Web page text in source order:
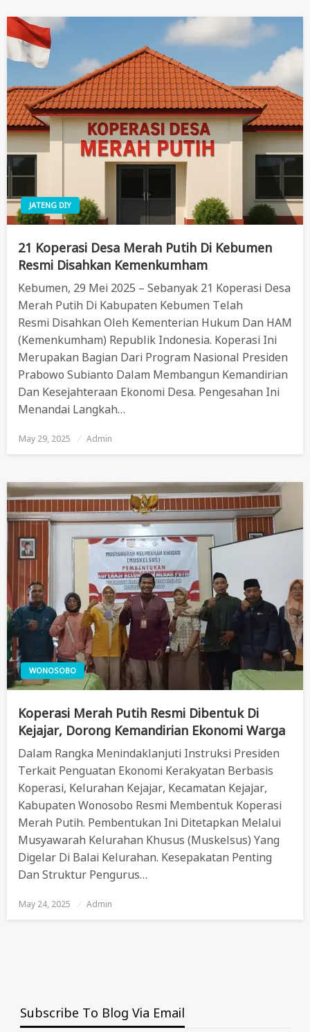
JATENG DIY
21 Koperasi Desa Merah Putih Di Kebumen
Resmi Disahkan Kemenkumham
Kebumen, 29 Mei 2025 – Sebanyak 21 Koperasi Desa
Merah Putih Di Kabupaten Kebumen Telah
Resmi Disahkan Oleh Kementerian Hukum Dan HAM
(Kemenkumham) Republik Indonesia. Koperasi Ini
Merupakan Bagian Dari Program Nasional Presiden
Prabowo Subianto Dalam Membangun Kemandirian
Dan Kesejahteraan Ekonomi Desa. Pengesahan Ini
Menandai Langkah…
Posted
On
May 29, 2025 Admin
WONOSOBO
Koperasi Merah Putih Resmi Dibentuk Di
Kejajar, Dorong Kemandirian Ekonomi Warga
Dalam Rangka Menindaklanjuti Instruksi Presiden
Terkait Penguatan Ekonomi Kerakyatan Berbasis
Koperasi, Kelurahan Kejajar, Kecamatan Kejajar,
Kabupaten Wonosobo Resmi Membentuk Koperasi
Merah Putih. Pembentukan Ini Ditetapkan Melalui
Musyawarah Kelurahan Khusus (Muskelsus) Yang
Digelar Di Balai Kelurahan. Kesepakatan Penting
Dan Struktur Pengurus…
Posted
On
May 24, 2025 Admin
Subscribe To Blog Via Email